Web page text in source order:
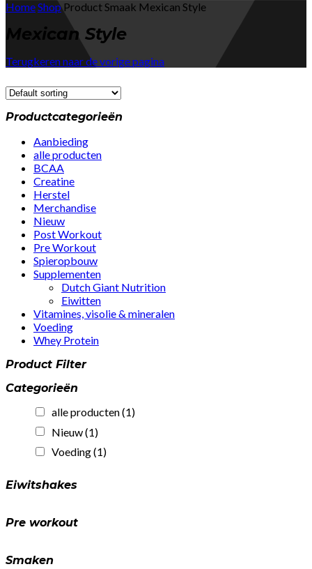
HomeShop Product Smaak Mexican Style
Mexican Style
Terugkeren naar de vorige pagina
Productcategorieën
Aanbieding
alle producten
BCAA
Creatine
Herstel
Merchandise
Nieuw
Post Workout
Pre Workout
Spieropbouw
Supplementen
Dutch Giant Nutrition
Eiwitten
Vitamines, visolie & mineralen
Voeding
Whey Protein
Product Filter
Categorieën
alle producten(1)
Nieuw(1)
Voeding(1)
Eiwitshakes
Pre workout
Smaken